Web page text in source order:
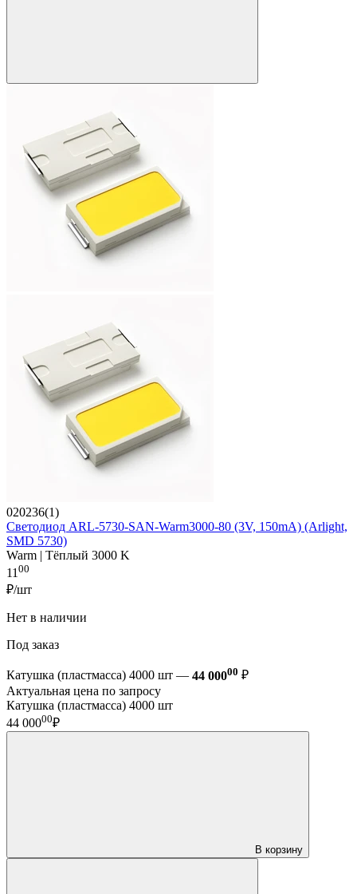
020236(1)
Светодиод ARL-5730-SAN-Warm3000-80 (3V, 150mA) (Arlight,
SMD 5730)
Warm | Тёплый 3000 K
1100
₽/шт
Нет в наличии
Под заказ
Катушка (пластмасса) 4000 шт — 44 00000 ₽
Актуальная цена по запросу
Катушка (пластмасса) 4000 шт
44 00000₽
В корзину